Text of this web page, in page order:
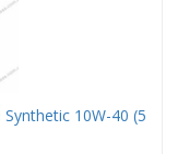
10W-40 (5